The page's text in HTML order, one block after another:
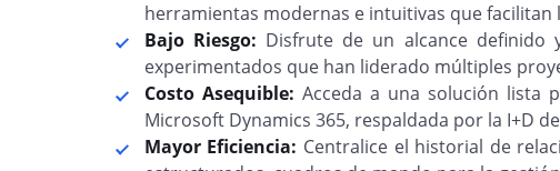
herramientas modernas e intuitivas que
Bajo Riesgo: Disfrute de un alcance definido
experimentados que han liderado múltiples
Costo Asequible: Acceda a una solución lista
Microsoft Dynamics 365, respaldada por la I+D
Mayor Eficiencia: Centralice el historial de